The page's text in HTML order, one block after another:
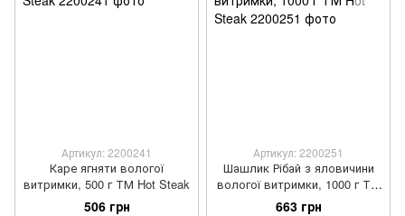
Артикул: 2200241
Каре ягняти вологої
витримки, 500 г ТМ Hot Steak
506 грн
Артикул: 2200251
Шашлик Рібай з яловичини
вологої витримки, 1000 г ТМ
Hot Steak
663 грн